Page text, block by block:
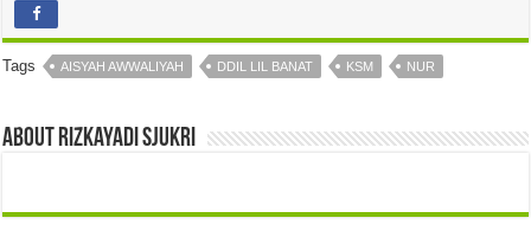
Tags AISYAH AWWALIYAH DDIL LIL BANAT KSM NUR
About rizkayadi sjukri